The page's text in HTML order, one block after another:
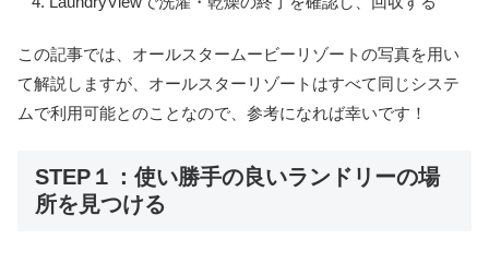
この記事では、オールスタームービーリゾートの写真を用い
て解説しますが、オールスターリゾートはすべて同じシステ
ムで利用可能とのことなので、参考になれば幸いです！
STEP１：使い勝手の良いランドリーの場
所を見つける